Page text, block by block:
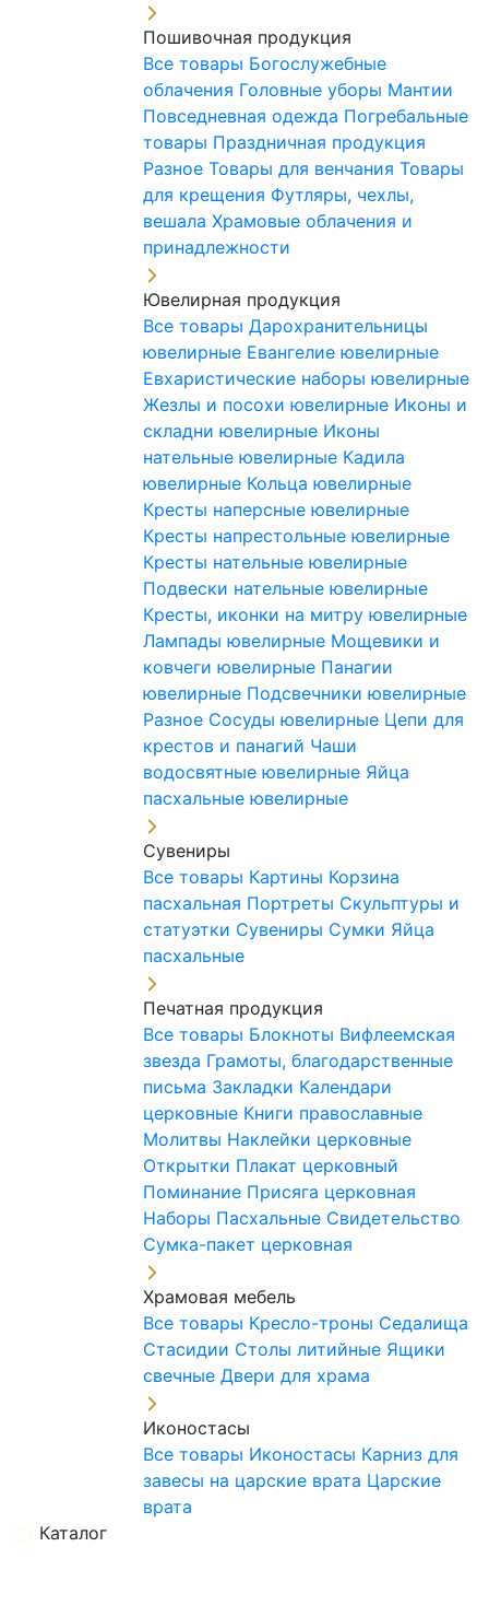
Пошивочная продукция
Все товары Богослужебные
облачения Головные уборы Мантии
Повседневная одежда Погребальные
товары Праздничная продукция
Разное Товары для венчания Товары
для крещения Футляры, чехлы,
вешала Храмовые облачения и
принадлежности
Ювелирная продукция
Все товары Дарохранительницы
ювелирные Евангелие ювелирные
Евхаристические наборы ювелирные
Жезлы и посохи ювелирные Иконы и
складни ювелирные Иконы
нательные ювелирные Кадила
ювелирные Кольца ювелирные
Кресты наперсные ювелирные
Кресты напрестольные ювелирные
Кресты нательные ювелирные
Подвески нательные ювелирные
Кресты, иконки на митру ювелирные
Лампады ювелирные Мощевики и
ковчеги ювелирные Панагии
ювелирные Подсвечники ювелирные
Разное Сосуды ювелирные Цепи для
крестов и панагий Чаши
водосвятные ювелирные Яйца
пасхальные ювелирные
Сувениры
Все товары Картины Корзина
пасхальная Портреты Скульптуры и
статуэтки Сувениры Сумки Яйца
пасхальные
Печатная продукция
Все товары Блокноты Вифлеемская
звезда Грамоты, благодарственные
письма Закладки Календари
церковные Книги православные
Молитвы Наклейки церковные
Открытки Плакат церковный
Поминание Присяга церковная
Наборы Пасхальные Свидетельство
Сумка-пакет церковная
Храмовая мебель
Все товары Кресло-троны Седалища
Стасидии Столы литийные Ящики
свечные Двери для храма
Иконостасы
Все товары Иконостасы Карниз для
завесы на царские врата Царские
врата
Каталог